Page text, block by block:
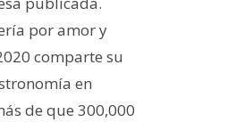
por amor y
comparte su
en
de que 300,000